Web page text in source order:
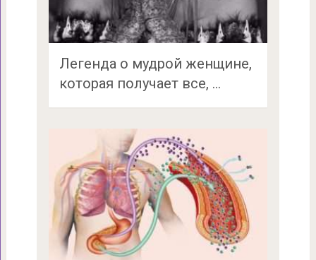
Легенда о мудрой женщине,
которая получает все, …